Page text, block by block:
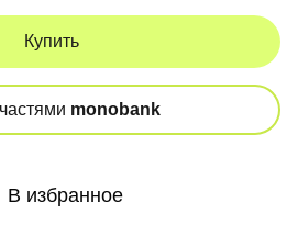
Купить
monobank
В избранное